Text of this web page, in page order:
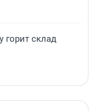
горит склад